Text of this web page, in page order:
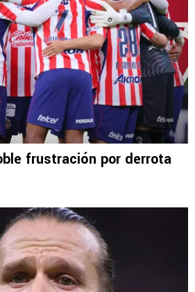
frustración por derrota